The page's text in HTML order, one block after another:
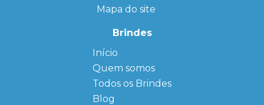
Mapa do site
Brindes
Início
Quem somos
← Back
FAQ
Sitemap
Todos os Brindes
← Back
Agendas
Personalizadas
Blog